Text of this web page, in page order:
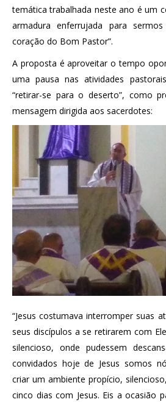
temática trabalhada neste ano é um
armadura enferrujada para
coração do Bom Pastor”.
A proposta é aproveitar o tempo
uma pausa nas atividades
“retirar-se para o deserto”, como
mensagem dirigida aos sacerdotes:
“Jesus costumava interromper suas
seus discípulos a se retirarem com
silencioso, onde pudessem
convidados hoje de Jesus somos
criar um ambiente propício,
cinco dias com Jesus. Eis a ocasião